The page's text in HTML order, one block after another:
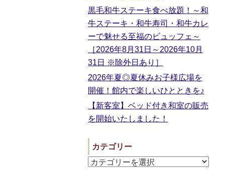
黒毛和牛ステーキ食べ放題！～和
牛ステーキ・和牛寿司・和牛カレ
ーで魅せる至福のビュッフェ～
［2026年8月31日～2026年10月
31日 ※除外日あり］
2026年夏◎夏休みお子様広場を
開催！館内で楽しいひとときを♪
【新客室】ベッド付き和室の販売
を開始いたしました！
カテゴリー